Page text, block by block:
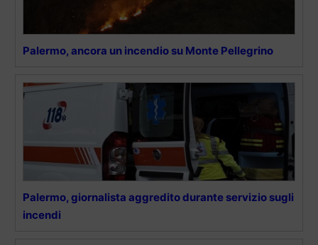
Palermo, ancora un incendio su Monte Pellegrino
Palermo, giornalista aggredito durante servizio sugli
incendi